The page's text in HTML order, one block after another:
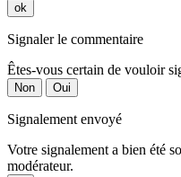
ok
Signaler le commentaire
Êtes-vous certain de vouloir
Non Oui
Signalement envoyé
Votre signalement a bien été
modérateur.